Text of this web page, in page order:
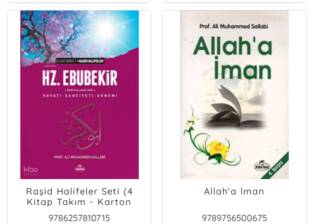
Raşid Halifeler Seti (4
Kitap Takım - Karton
Kapak)
9786257810715
Allah'a İman
9789756500675